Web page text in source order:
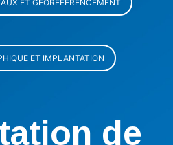
ET GÉORÉFÉRENCEMENT
ET IMPLANTATION
de